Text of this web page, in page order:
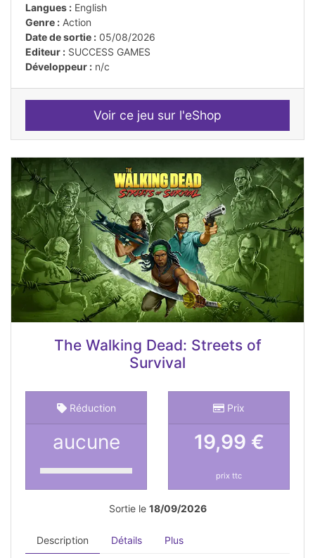
Langues : English
Genre : Action
Date de sortie : 05/08/2026
Editeur : SUCCESS GAMES
Développeur : n/c
Voir ce jeu sur l'eShop
The Walking Dead: Streets of
Survival
Réduction
aucune
Prix
19,99 €
prix ttc
Sortie le 18/09/2026
Description Détails Plus